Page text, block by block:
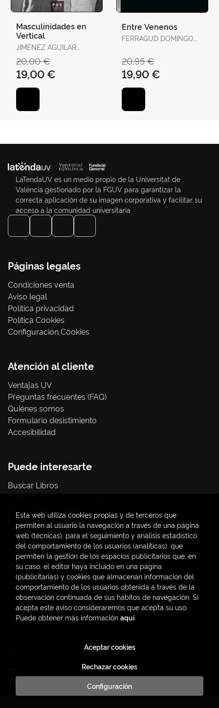
Masculinidades en
Vertical
JIMÉNEZ AGUILAR,
20,00 €
19,00 €
Entre Venenos
FERRAGUD DOMINGO,
20,95 €
19,90 €
LaTendaUV es un medio propio de la Universitat de
València gestionado por la FGUV para garantizar la
correcta aplicación de su imagen corporativa y facilitar su
acceso a la comunidad universitaria
Páginas legales
Condiciones venta
Aviso legal
Política privacidad
Política Cookies
Configuración Cookies
Atención al cliente
Ventajas UV
Preguntas frecuentes (FAQ)
Quiénes somos
Formulario desistimiento
Accesibilidad
Puede interesarte
Buscar Libros
Papelería / material oficina
Consumo Sostenible
Contacto
C/ Amadeo de Saboya, 4
(+34) 963828968
latendauv@fundacio.es
Formulario de contacto
. Todos los Derechos Reservados |
Esta web utiliza cookies propias y de terceros que
permiten al usuario la navegación a través de una página
web (técnicas), para el seguimiento y análisis estadístico
del comportamiento de los usuarios (analíticas), que
permiten la gestión de los espacios publicitarios que, en
su caso, el editor haya incluido en una página
(publicitarias) y cookies que almacenan información del
comportamiento de los usuarios obtenida a través de la
observación continuada de sus hábitos de navegación. Si
acepta este aviso consideraremos que acepta su uso.
Puede obtener más información aquí.
Configuración
Rechazar cookies
Aceptar cookies